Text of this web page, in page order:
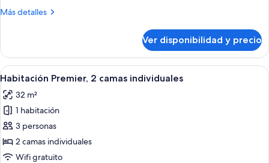
cama
Más detalles
Más
Premier,
cama
size
Ver disponibilidad y precio
Ver
todas
las
fotos
de
Habitación
Premier,
Habitación de hotel con cama,
6
Habitación Premier, 2 camas individuales
32 m²
1 habitación
3 personas
2 camas individuales
Wifi gratuito